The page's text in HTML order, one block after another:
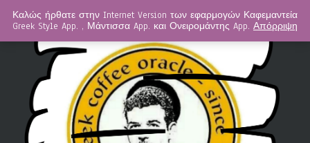
Καλώς ήρθατε στην Internet Version των εφαρμογών Καφεμαντεία
Greek Style App. , Μάντισσα App. και Ονειρομάντης App. Απόρριψη